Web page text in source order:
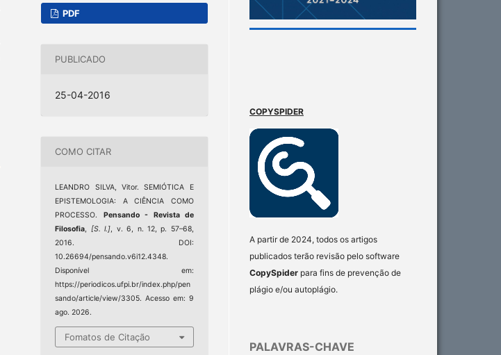
PDF
PUBLICADO
25-04-2016
COMO CITAR
LEANDRO SILVA, Vitor. SEMIÓTICA E
EPISTEMOLOGIA: A CIÊNCIA COMO
PROCESSO. Pensando - Revista de
Filosofia, [S. l.], v. 6, n. 12, p. 57–68,
2016. DOI:
10.26694/pensando.v6i12.4348.
Disponível em:
https://periodicos.ufpi.br/index.php/pen
sando/article/view/3305. Acesso em: 9
ago. 2026.
Fomatos de Citação
COPYSPIDER
A partir de 2024, todos os artigos
publicados terão revisão pelo software
CopySpider para fins de prevenção de
plágio e/ou autoplágio.
PALAVRAS-CHAVE